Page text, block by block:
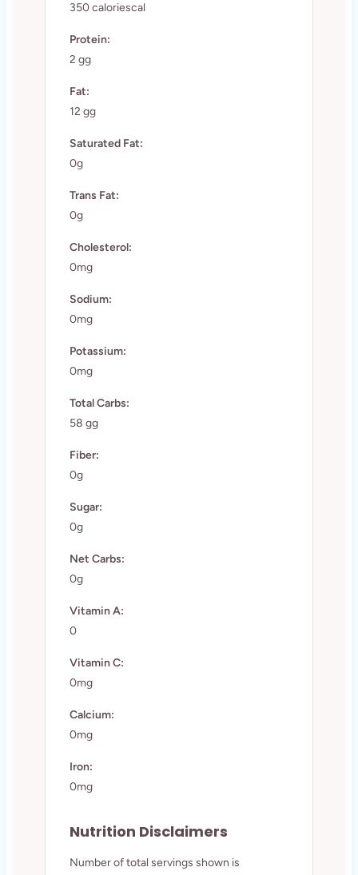
350 caloriescal
Protein:
2 gg
Fat:
12 gg
Saturated Fat:
0g
Trans Fat:
0g
Cholesterol:
0mg
Sodium:
0mg
Potassium:
0mg
Total Carbs:
58 gg
Fiber:
0g
Sugar:
0g
Net Carbs:
0g
Vitamin A:
0
Vitamin C:
0mg
Calcium:
0mg
Iron:
0mg
Nutrition Disclaimers
Number of total servings shown is